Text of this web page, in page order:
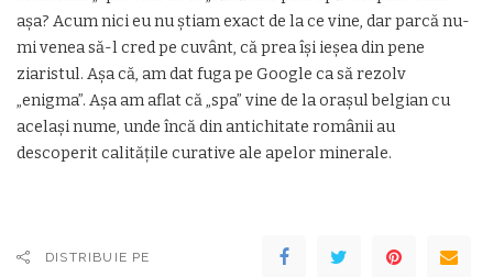
aşa? Acum nici eu nu ştiam exact de la ce vine, dar parcă nu-
mi venea să-l cred pe cuvânt, că prea îşi ieşea din pene
ziaristul. Aşa că, am dat fuga pe Google ca să rezolv
„enigma”. Aşa am aflat că „spa” vine de la oraşul belgian cu
acelaşi nume, unde încă din antichitate românii au
descoperit calităţile curative ale apelor minerale.
DISTRIBUIE PE